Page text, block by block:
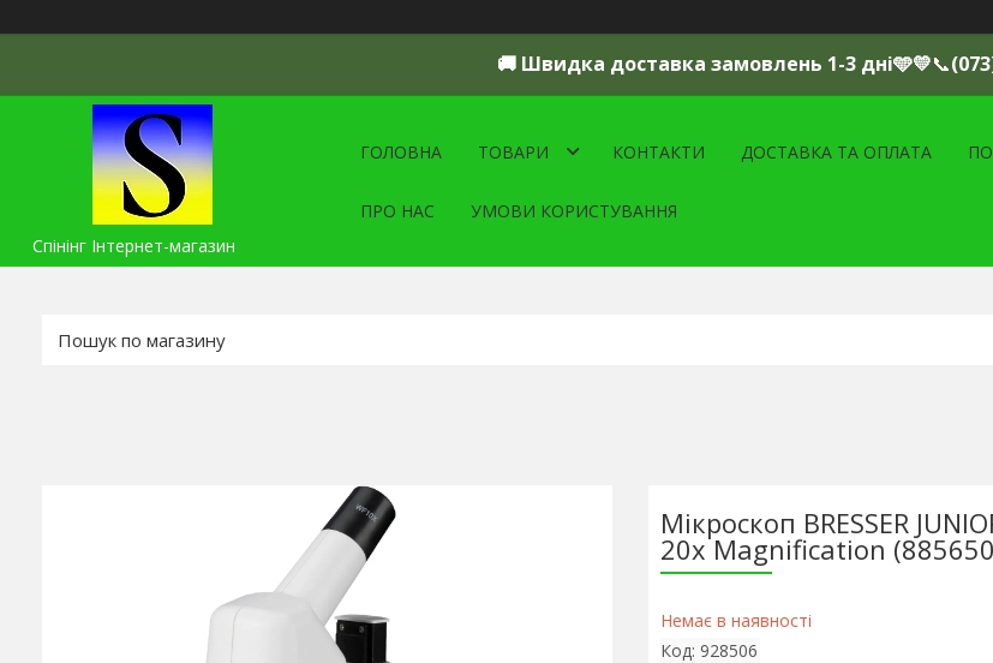
🚚 Швидка доставка замовлень 1-3 дні🩵💛📞
Спінінг Інтернет-магазин
ГОЛОВНА ТОВАРИ КОНТАКТИ ДОСТАВКА ТА ОПЛАТА
ПРО НАС УМОВИ КОРИСТУВАННЯ
Мікроскоп BRESSER
20x Magnification
Немає в наявності
Код: 928506